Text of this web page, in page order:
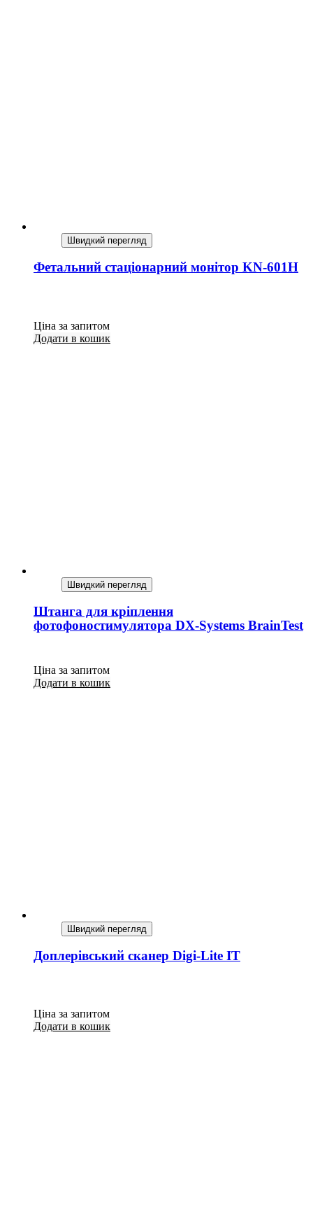
Швидкий перегляд
Фетальний стаціонарний монітор KN-601Н
Ціна за запитом
Додати в кошик
Швидкий перегляд
Штанга для кріплення
фотофоностимулятора DX-Systems BrainTest
Ціна за запитом
Додати в кошик
Швидкий перегляд
Доплерівський сканер Digi-Lite IT
Ціна за запитом
Додати в кошик